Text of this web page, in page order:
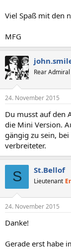
Viel Spaß mit den
MFG
Rear Admiral
24. November 2015
Du musst auf den
die Mini Version.
gängig zu sein,
verbreiteter.
S St.Bellof
Lieutenant
24. November 2015
Danke!
Gerade erst habe